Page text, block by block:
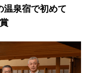
温泉宿で初めて